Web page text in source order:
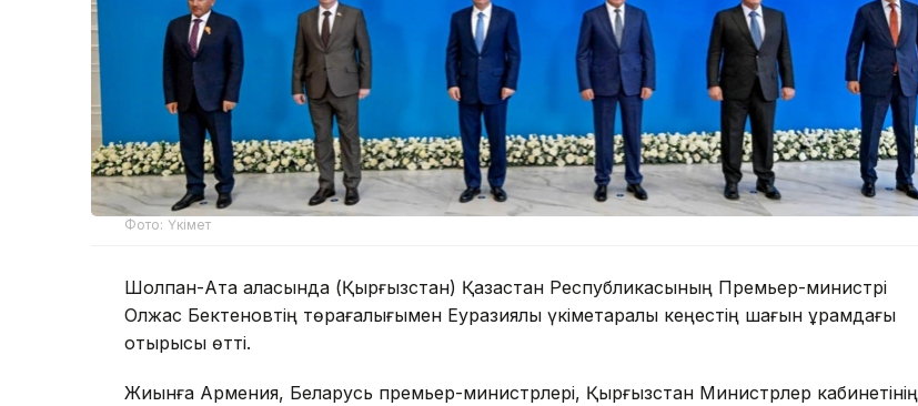
Фото: Үкімет
Шолпан-Ата қаласында (Қырғызстан) Қазақстан Республикасының Премьер-министрі
Олжас Бектеновтің төрағалығымен Еуразиялық үкіметаралық кеңестің шағын құрамдағы
отырысы өтті.
Жиынға Армения, Беларусь премьер-министрлері, Қырғызстан Министрлер кабинетінің